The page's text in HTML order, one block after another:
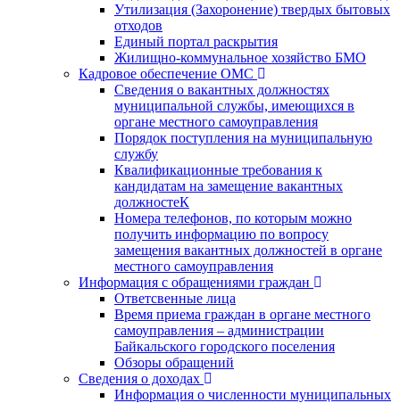
Утилизация (Захоронение) твердых бытовых
отходов
Единый портал раскрытия
Жилищно-коммунальное хозяйство БМО
Кадровое обеспечение ОМС
Сведения о вакантных должностях
муниципальной службы, имеющихся в
органе местного самоуправления
Порядок поступления на муниципальную
службу
Квалификационные требования к
кандидатам на замещение вакантных
должностеК
Номера телефонов, по которым можно
получить информацию по вопросу
замещения вакантных должностей в органе
местного самоуправления
Информация с обращениями граждан
Ответсвенные лица
Время приема граждан в органе местного
самоуправления – администрации
Байкальского городского поселения
Обзоры обращений
Сведения о доходах
Информация о численности муниципальных